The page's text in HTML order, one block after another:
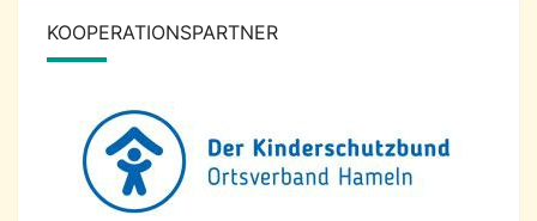
KOOPERATIONSPARTNER